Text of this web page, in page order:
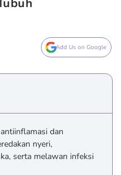
Add Us on Google
dan
nyeri,
serta melawan infeksi